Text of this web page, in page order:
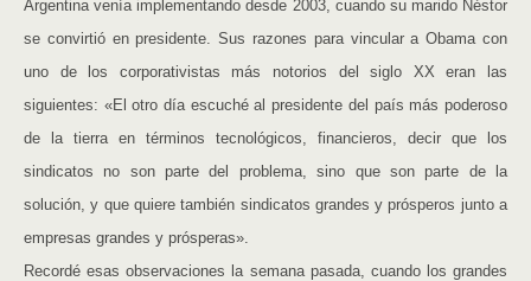
Argentina venía implementando desde 2003, cuando su marido Néstor
se convirtió en presidente. Sus razones para vincular a Obama con
uno de los corporativistas más notorios del siglo XX eran las
siguientes: «El otro día escuché al presidente del país más poderoso
de la tierra en términos tecnológicos, financieros, decir que los
sindicatos no son parte del problema, sino que son parte de la
solución, y que quiere también sindicatos grandes y prósperos junto a
empresas grandes y prósperas».
Recordé esas observaciones la semana pasada, cuando los grandes